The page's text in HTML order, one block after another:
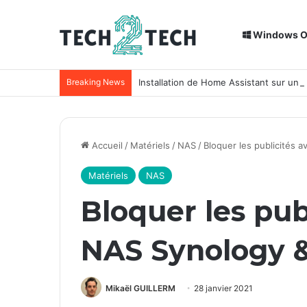
Windows
Breaking News Installation de Home Assistant sur un
Accueil / Matériels / NAS / Bloquer les publicités
Matériels NAS
Bloquer les
NAS Synology
Mikaël GUILLERM 28 janvier 2021